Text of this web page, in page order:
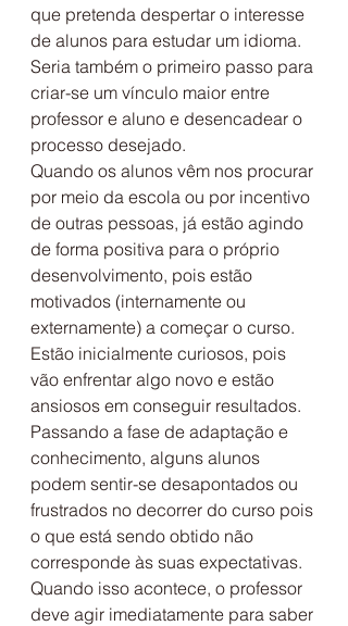
que pretenda despertar o interesse
de alunos para estudar um idioma.
Seria também o primeiro passo para
criar-se um vínculo maior entre
professor e aluno e desencadear o
processo desejado.
Quando os alunos vêm nos procurar
por meio da escola ou por incentivo
de outras pessoas, já estão agindo
de forma positiva para o próprio
desenvolvimento, pois estão
motivados (internamente ou
externamente) a começar o curso.
Estão inicialmente curiosos, pois
vão enfrentar algo novo e estão
ansiosos em conseguir resultados.
Passando a fase de adaptação e
conhecimento, alguns alunos
podem sentir-se desapontados ou
frustrados no decorrer do curso pois
o que está sendo obtido não
corresponde às suas expectativas.
Quando isso acontece, o professor
deve agir imediatamente para saber